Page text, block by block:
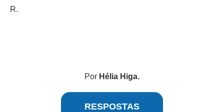
R.
Por Hélia Higa.
RESPOSTAS